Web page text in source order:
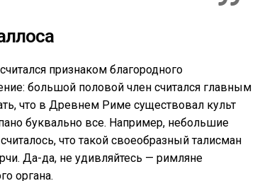
признаком благородного
большой половой член считался главным
что в Древнем Риме существовал культ
буквально все. Например, небольшие
что такой своеобразный талисман
Да-да, не удивляйтесь — римляне
органа.